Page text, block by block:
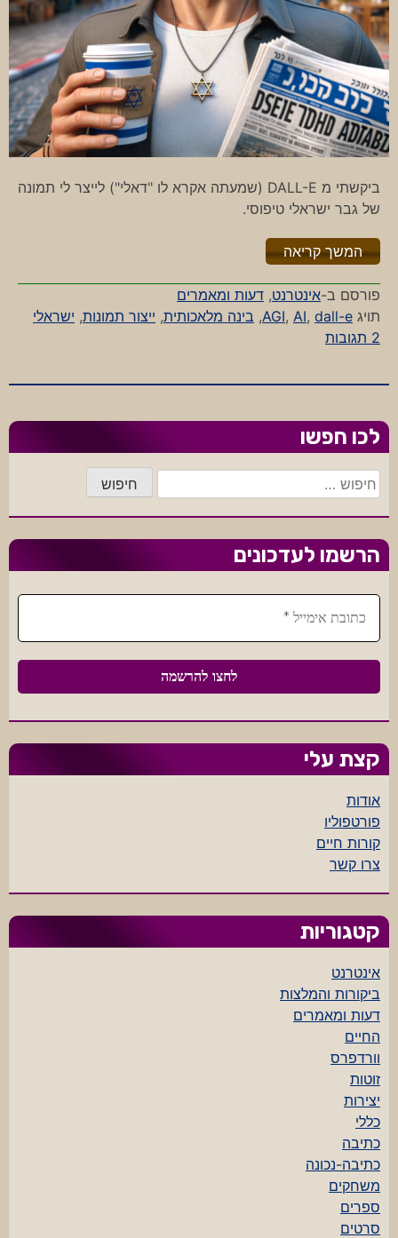
ביקשתי מ DALL-E (שמעתה אקרא לו "דאלי") לייצר לי תמונה
של גבר ישראלי טיפוסי.
המשך קריאה"%s"
פורסם ב-אינטרנט, דעות ומאמרים
תויג
AGI, AI, dall-e
, בינה מלאכותית, ייצור תמונות, ישראלי
2 תגובות
על
ישראלי
DALL-
E
לכו חפשו
חיפוש:
הרשמו לעדכונים
קצת עלי
אודות
פורטפוליו
קורות חיים
צרו קשר
קטגוריות
אינטרנט
ביקורות והמלצות
דעות ומאמרים
החיים
וורדפרס
זוטות
יצירות
כללי
כתיבה
כתיבה-נכונה
משחקים
ספרים
סרטים